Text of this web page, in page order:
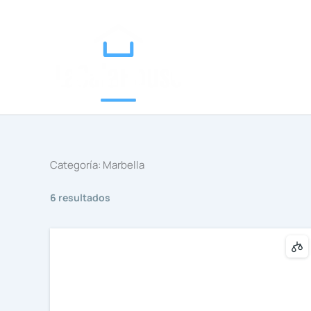
Categoría: Marbella
6 resultados